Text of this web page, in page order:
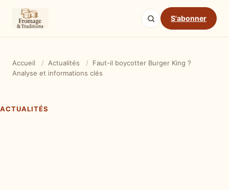
S'abonner
Accueil / Actualités /
Faut-il boycotter Burger King ?
Analyse et informations clés
ACTUALITÉS